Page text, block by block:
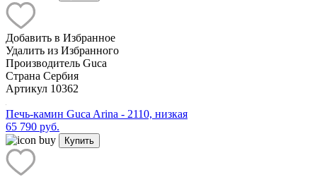
Добавить в Избранное
Удалить из Избранного
Производитель Guca
Страна Сербия
Артикул 10362
Печь-камин Guca Arina - 2110, низкая
65 790 руб.
Купить